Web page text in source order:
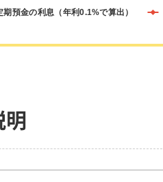
期預金の利息（年利0.1%で算出）